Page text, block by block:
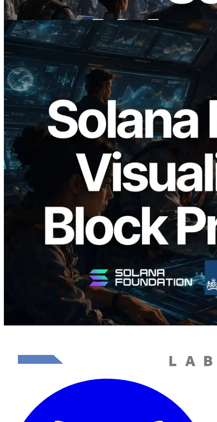
यह लेख पढ़ें
2026.05.24
Validators Solutions ने Solana Block
Analyzer लॉन्च किया — प्रति-slot ब्लॉक
उत्पादन समय और नियुक्त वैलिडेटर का
विज़ुअलाइज़ेशन